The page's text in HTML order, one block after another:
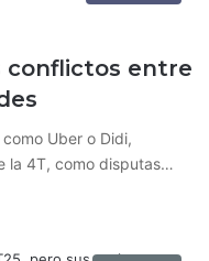
conflictos entre
Uber o Didi,
la 4T, como disputas…